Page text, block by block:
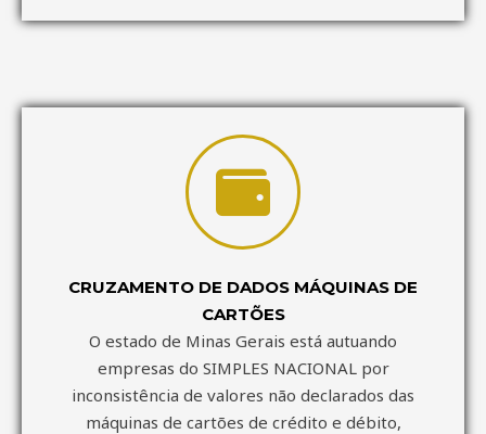
CRUZAMENTO DE DADOS MÁQUINAS DE
CARTÕES
O estado de Minas Gerais está autuando
empresas do SIMPLES NACIONAL por
inconsistência de valores não declarados das
máquinas de cartões de crédito e débito,